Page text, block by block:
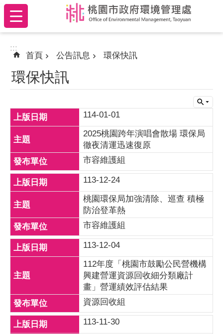
跳到主要內容區塊
:::
:::
首頁 公告訊息 環保快訊
環保快訊
114-01-01
2025桃園跨年演唱會散場 環保局
徹夜清運迅速復原
市容維護組
113-12-24
桃園環保局加強清除、巡查 積極
防治登革熱
市容維護組
113-12-04
112年度「桃園市鼓勵公民營機構
興建營運資源回收細分類廠計
畫」營運績效評估結果
資源回收組
113-11-30